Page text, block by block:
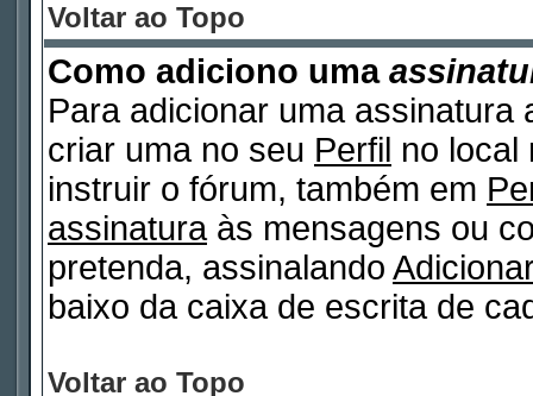
Voltar ao Topo
Como adiciono uma
Para adicionar uma
criar uma no seu Perfil no local
instruir o fórum, também em
assinaturaàs mensagens ou
pretenda, assinalando
baixo da caixa de escrita de
Voltar ao Topo